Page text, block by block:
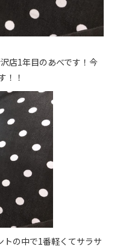
店1年目のあべです！今
！！
の中で1番軽くてサラサ